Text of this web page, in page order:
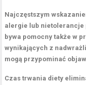
Najczęstszym
alergie lub nietolerancje
bywa pomocny także w
wynikających z
mogą przypominać
Czas trwania diety